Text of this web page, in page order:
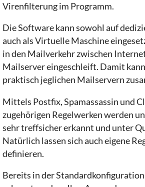
Virenfilterung im Programm.
Die Software kann sowohl auf
auch als Virtuelle Maschine
in den Mailverkehr zwischen
Mailserver eingeschleift. Damit
praktisch jeglichen Mailservern
Mittels Postfix, Spamassassin und
zugehörigen Regelwerken werden
sehr treffsicher erkannt und unter
Natürlich lassen sich auch eigene
definieren.
Bereits in der